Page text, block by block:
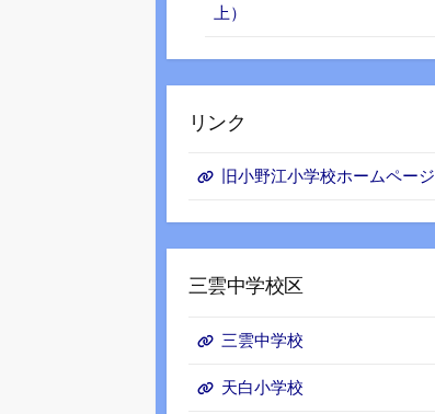
上）
リンク
旧小野江小学校ホームページ
三雲中学校区
三雲中学校
天白小学校